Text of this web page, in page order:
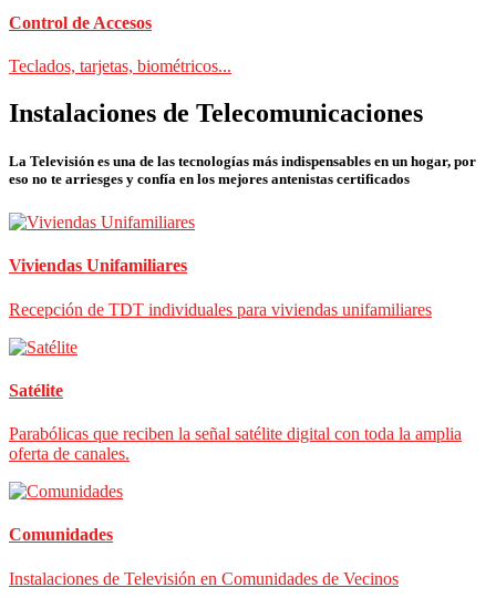
Control de Accesos
Teclados, tarjetas, biométricos...
Instalaciones de Telecomunicaciones
La Televisión es una de las tecnologías más indispensables en un hogar, por
eso no te arriesges y confía en los mejores antenistas certificados
Viviendas Unifamiliares
Recepción de TDT individuales para viviendas unifamiliares
Satélite
Parabólicas que reciben la señal satélite digital con toda la amplia
oferta de canales.
Comunidades
Instalaciones de Televisión en Comunidades de Vecinos